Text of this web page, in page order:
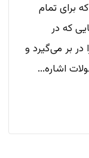
است که برای تمام
که در
بر می‌گیرد و
اشاره...